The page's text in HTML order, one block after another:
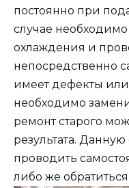
постоянно при
случае необходимо
охлаждения и
непосредственно
имеет дефекты
необходимо
ремонт старого
результата.
проводить
либо же